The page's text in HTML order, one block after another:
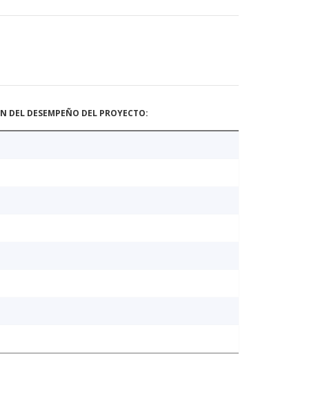
DEL DESEMPEÑO DEL PROYECTO: